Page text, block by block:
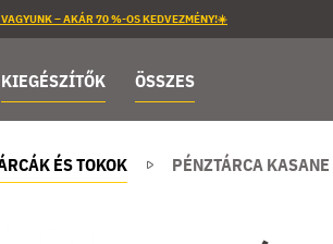
– AKÁR 70 %-OS KEDVEZMÉNY!☀️
KIEGÉSZÍTŐK ÖSSZES
ÉS TOKOK PÉNZTÁRCA